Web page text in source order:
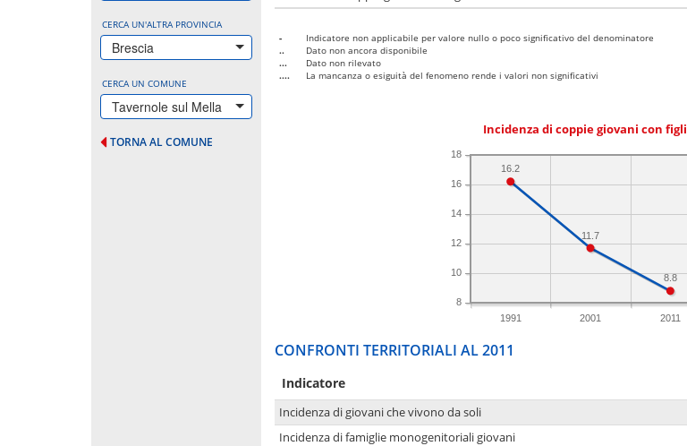
CERCA UN'ALTRA PROVINCIA
Brescia
CERCA UN COMUNE
Tavernole sul Mella
TORNA AL COMUNE
-
Indicatore non applicabile per valore nullo o poco significativo del denominatore
..
Dato non ancora disponibile
...
Dato non rilevato
....
La mancanza o esiguità del fenomeno rende i valori non significativi
Incidenza di coppie giovani con figli
1991 2001 2011
8
10
12
14
16
18
8.8
11.7
16.2
CONFRONTI TERRITORIALI AL 2011
Indicatore
Incidenza di giovani che vivono da soli
Incidenza di famiglie monogenitoriali giovani